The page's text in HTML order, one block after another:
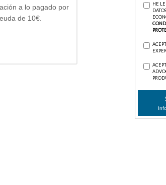
a lo pagado por
de 10€.